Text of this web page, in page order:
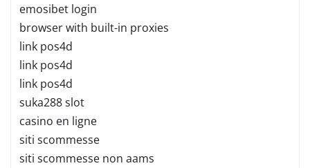
emosibet login
browser with built-in proxies
link pos4d
link pos4d
link pos4d
suka288 slot
casino en ligne
siti scommesse
siti scommesse non aams